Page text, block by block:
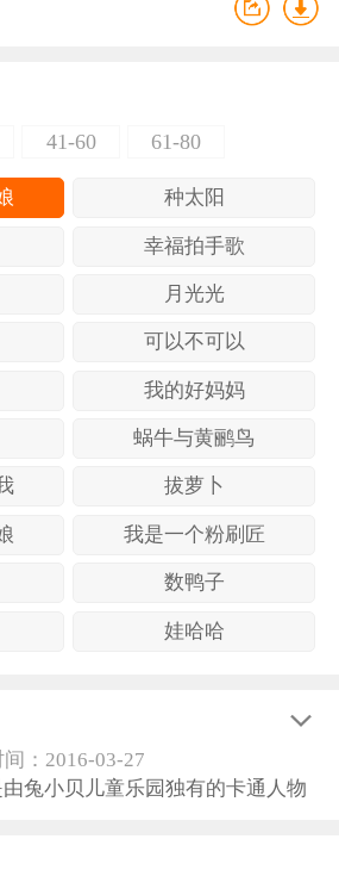
41-60
61-80
141-160
200
261-280
种太阳
幸福拍手歌
月光光
可以不可以
我的好妈妈
蜗牛与黄鹂鸟
拔萝卜
我是一个粉刷匠
数鸭子
娃哈哈
间：2016-03-27
兔小贝儿童乐园独有的卡通人物
唱吧，拍拍手，蹬蹬腿，让宝宝